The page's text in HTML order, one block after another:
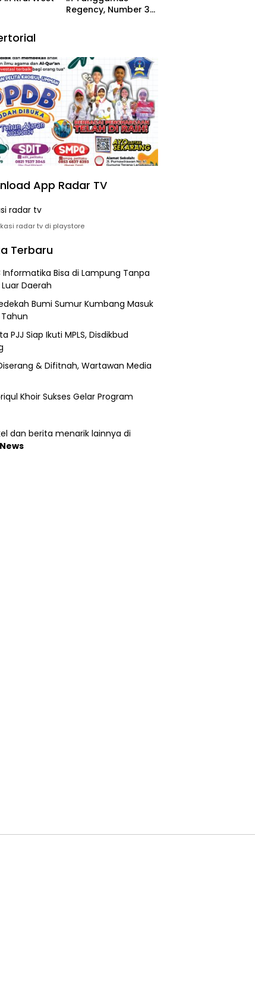
Regency, Number 3
App Radar TV
radar tv di playstore
Terbaru
Informatika Bisa di Lampung Tanpa
Daerah
Bumi Sumur Kumbang Masuk
PJJ Siap Ikuti MPLS, Disdikbud
& Difitnah, Wartawan Media
Khoir Sukses Gelar Program
dan berita menarik lainnya di